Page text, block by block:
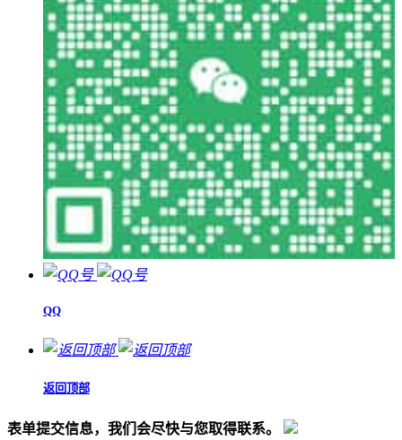
QQ
返回顶部
表单提交信息，我们会尽快与您取得联系。